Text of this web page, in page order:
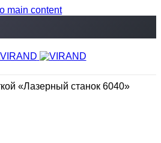
main content
«Лазерный станок 6040»